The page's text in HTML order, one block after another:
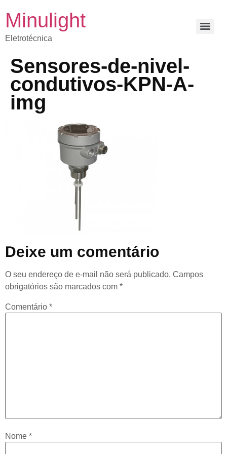
Minulight
Eletrotécnica
Sensores-de-nivel-
condutivos-KPN-A-
img
Deixe um comentário
O seu endereço de e-mail não será publicado. Campos
obrigatórios são marcados com *
Comentário *
Nome *